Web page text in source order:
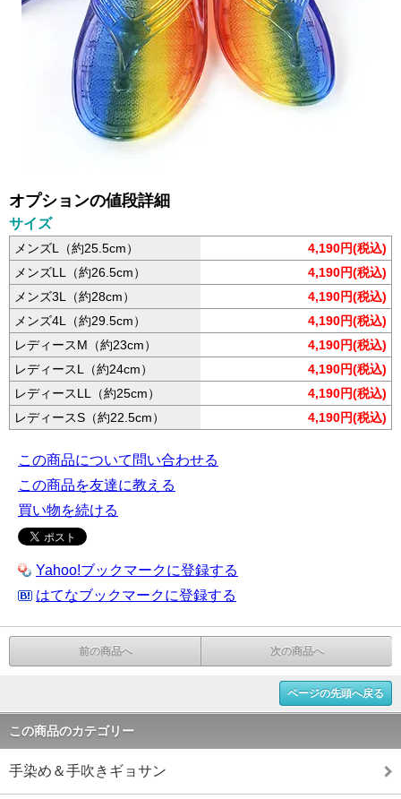
オプションの値段詳細
サイズ
メンズL（約25.5cm）
4,190円(税込)
メンズLL（約26.5cm）
4,190円(税込)
メンズ3L（約28cm）
4,190円(税込)
メンズ4L（約29.5cm）
4,190円(税込)
レディースM（約23cm）
4,190円(税込)
レディースL（約24cm）
4,190円(税込)
レディースLL（約25cm）
4,190円(税込)
レディースS（約22.5cm）
4,190円(税込)
この商品について問い合わせる
この商品を友達に教える
買い物を続ける
Yahoo!ブックマークに登録する
はてなブックマークに登録する
前の商品へ 次の商品へ
ページの先頭へ戻る
この商品のカテゴリー
手染め＆手吹きギョサン